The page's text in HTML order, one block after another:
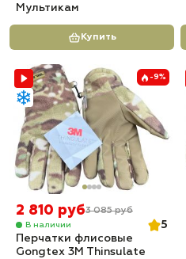
Мультикам
Купить
-9%
2 810 руб3 085 руб
В наличии
5
Перчатки флисовые
Gongtex 3M Thinsulate